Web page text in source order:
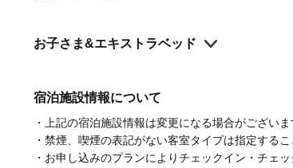
お子さま&エキストラベッド
宿泊施設情報について
・上記の宿泊施設情報は変更になる場合がござい
・禁煙、喫煙の表記がない客室タイプは指定する
・お申し込みのプランによりチェックイン・チェ